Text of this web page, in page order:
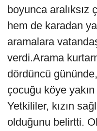
boyunca aralıksız
hem de karadan
aramalara
verdi.Arama
dördüncü
çocuğu köye
Yetkililer, kızın
olduğunu belirtti.